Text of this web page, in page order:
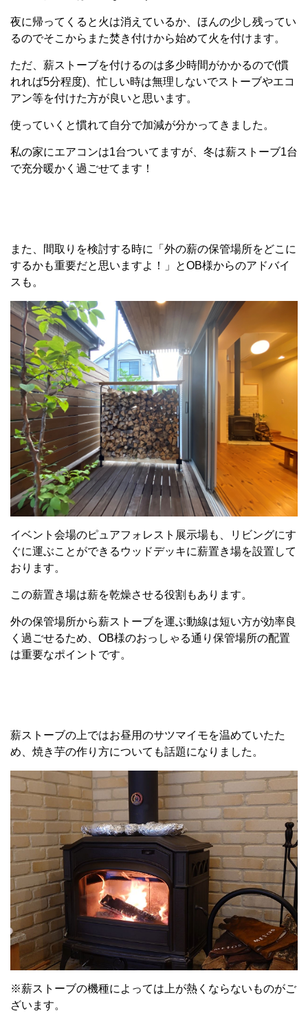
夜に帰ってくると火は消えているか、ほんの少し残ってい
るのでそこからまた焚き付けから始めて火を付けます。
ただ、薪ストーブを付けるのは多少時間がかかるので(慣
れれば5分程度)、忙しい時は無理しないでストーブやエコ
アン等を付けた方が良いと思います。
使っていくと慣れて自分で加減が分かってきました。
私の家にエアコンは1台ついてますが、冬は薪ストーブ1台
で充分暖かく過ごせてます！
また、間取りを検討する時に「外の薪の保管場所をどこに
するかも重要だと思いますよ！」とOB様からのアドバイ
スも。
イベント会場のピュアフォレスト展示場も、リビングにす
ぐに運ぶことができるウッドデッキに薪置き場を設置して
おります。
この薪置き場は薪を乾燥させる役割もあります。
外の保管場所から薪ストーブを運ぶ動線は短い方が効率良
く過ごせるため、OB様のおっしゃる通り保管場所の配置
は重要なポイントです。
薪ストーブの上ではお昼用のサツマイモを温めていたた
め、焼き芋の作り方についても話題になりました。
※薪ストーブの機種によっては上が熱くならないものがご
ざいます。